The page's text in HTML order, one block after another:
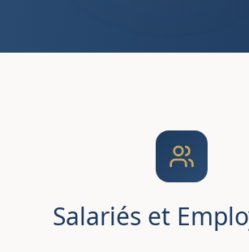
Salariés et